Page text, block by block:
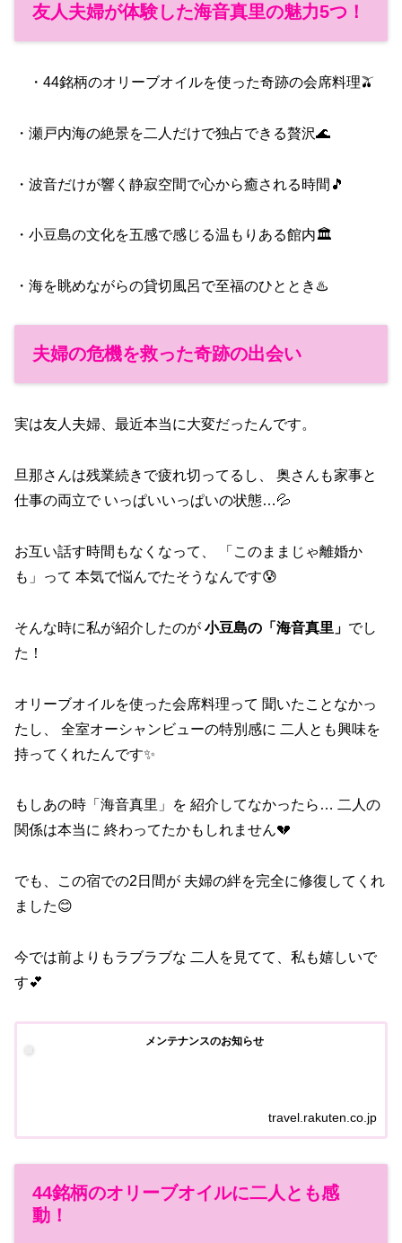
友人夫婦が体験した海音真里の魅力5つ！
・44銘柄のオリーブオイルを使った奇跡の会席料理🫒
・瀬戸内海の絶景を二人だけで独占できる贅沢🌊
・波音だけが響く静寂空間で心から癒される時間🎵
・小豆島の文化を五感で感じる温もりある館内🏛️
・海を眺めながらの貸切風呂で至福のひととき♨️
夫婦の危機を救った奇跡の出会い
実は友人夫婦、最近本当に大変だったんです。
旦那さんは残業続きで疲れ切ってるし、 奥さんも家事と
仕事の両立で いっぱいいっぱいの状態…💦
お互い話す時間もなくなって、 「このままじゃ離婚か
も」って 本気で悩んでたそうなんです😰
そんな時に私が紹介したのが 小豆島の「海音真里」 でし
た！
オリーブオイルを使った会席料理って 聞いたことなかっ
たし、 全室オーシャンビューの特別感に 二人とも興味を
持ってくれたんです✨
もしあの時「海音真里」を 紹介してなかったら… 二人の
関係は本当に 終わってたかもしれません💔
でも、この宿での2日間が 夫婦の絆を完全に修復してくれ
ました😊
今では前よりもラブラブな 二人を見てて、私も嬉しいで
す💕
メンテナンスのお知らせ
travel.rakuten.co.jp
44銘柄のオリーブオイルに二人とも感
動！